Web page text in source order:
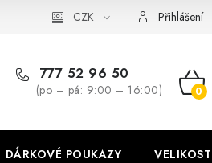
Velikostní tabulky Ochrana osobních
CZK Přihlášení
777 52 96 50
(po – pá: 9:00 – 16:00)
DÁRKOVÉ POUKAZY